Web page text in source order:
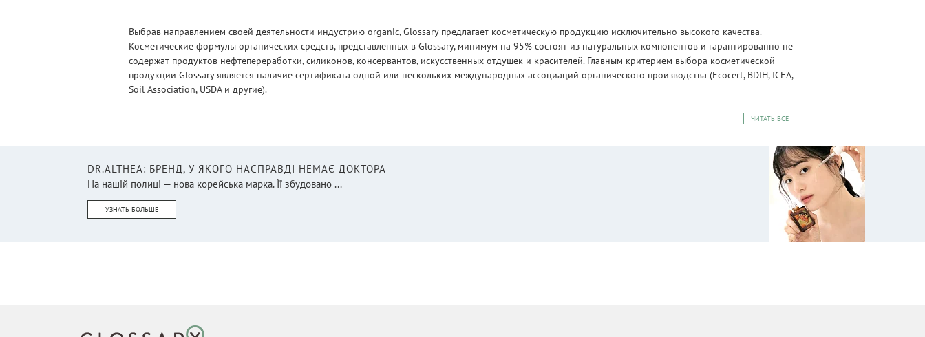
Выбрав направлением своей деятельности индустрию organic, Glossary предлагает косметическую продукцию исключительно высокого качества.
Косметические формулы органических средств, представленных в Glossary, минимум на 95% состоят из натуральных компонентов и гарантированно не
содержат продуктов нефтепереработки, силиконов, консервантов, искусственных отдушек и красителей. Главным критерием выбора косметической
продукции Glossary является наличие сертификата одной или нескольких международных ассоциаций органического производства (Ecocert, BDIH, ICEA,
Soil Association, USDA и другие).
ЧИТАТЬ ВСЕ
DR.ALTHEA: БРЕНД, У ЯКОГО НАСПРАВДІ НЕМАЄ ДОКТОРА
На нашій полиці — нова корейська марка. Її збудовано ...
УЗНАТЬ БОЛЬШЕ